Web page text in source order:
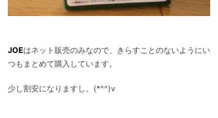
JOEはネット販売のみなので、きらすことのないようにい
つもまとめて購入しています。
少し割安になりますし。(*^^)v